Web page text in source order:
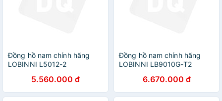
Đồng hồ nam chính hãng
LOBINNI L5012-2
5.560.000 đ
Đồng hồ nam chính hãng
LOBINNI LB9010G-T2
6.670.000 đ